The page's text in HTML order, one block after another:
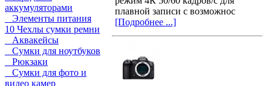
аккумуляторами
Элементы питания
10 Чехлы сумки ремни
Аквакейсы
Сумки для ноутбуков
Рюкзаки
Сумки для фото и
видео камер
плавной записи с возможнос
[Подробнее ...]